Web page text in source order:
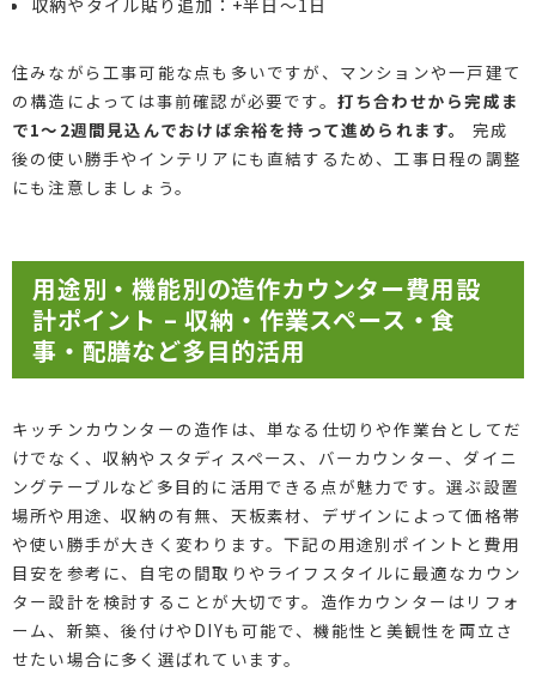
住みながら工事可能な点も多いですが、マンションや一戸建て
の構造によっては事前確認が必要です。 打ち合わせから完成ま
で1～2週間見込んでおけば余裕を持って進められます。
完成
後の使い勝手やインテリアにも直結するため、工事日程の調整
にも注意しましょう。
用途別・機能別の造作カウンター費用設
計ポイント – 収納・作業スペース・食
事・配膳など多目的活用
キッチンカウンターの造作は、単なる仕切りや作業台としてだ
けでなく、収納やスタディスペース、バーカウンター、ダイニ
ングテーブルなど多目的に活用できる点が魅力です。選ぶ設置
場所や用途、収納の有無、天板素材、デザインによって価格帯
や使い勝手が大きく変わります。下記の用途別ポイントと費用
目安を参考に、自宅の間取りやライフスタイルに最適なカウン
ター設計を検討することが大切です。造作カウンターはリフォ
ーム、新築、後付けやDIYも可能で、機能性と美観性を両立さ
せたい場合に多く選ばれています。